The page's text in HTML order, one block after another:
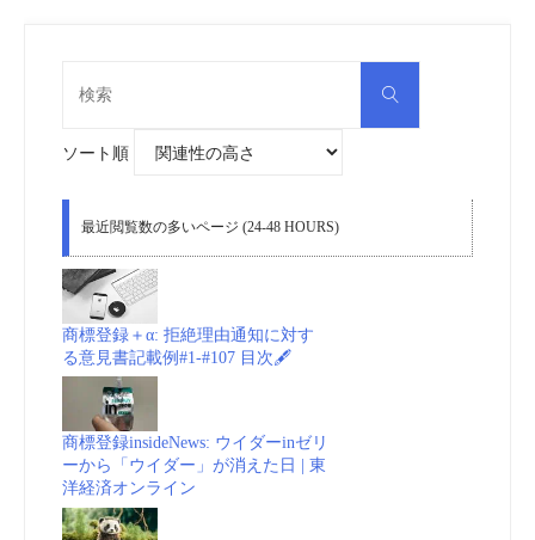
検
ソート順
最近閲覧数の多いページ (24-48 HOURS)
商標登録＋α: 拒絶理由通知に対す
る意見書記載例#1-#107 目次🖋
商標登録insideNews: ウイダーinゼリ
ーから「ウイダー」が消えた日 | 東
洋経済オンライン